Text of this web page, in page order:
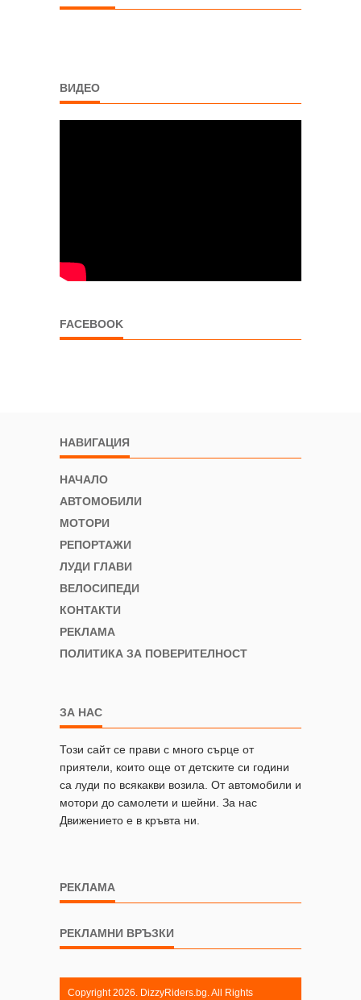
ВИДЕО
FACEBOOK
НАВИГАЦИЯ
НАЧАЛО
АВТОМОБИЛИ
МОТОРИ
РЕПОРТАЖИ
ЛУДИ ГЛАВИ
ВЕЛОСИПЕДИ
КОНТАКТИ
РЕКЛАМА
ПОЛИТИКА ЗА ПОВЕРИТЕЛНОСТ
ЗА НАС
Този сайт се прави с много сърце от
приятели, които още от детските си години
са луди по всякакви возила. От автомобили и
мотори до самолети и шейни. За нас
Движението е в кръвта ни.
РЕКЛАМА
РЕКЛАМНИ ВРЪЗКИ
Copyright 2026. DizzyRiders.bg. All Rights